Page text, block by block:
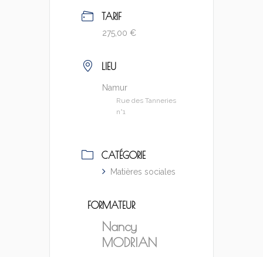
TARIF
275,00 €
LIEU
Namur
Rue des Tanneries
n°1
CATÉGORIE
Matières sociales
FORMATEUR
Nancy
MODRIAN